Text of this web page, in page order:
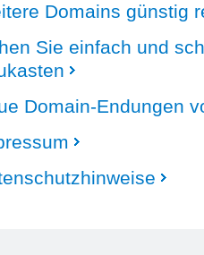
Domains günstig
Sie einfach und
Domain-Endungen